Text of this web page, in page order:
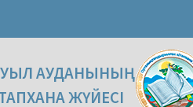
АУДАНЫНЫҢ
ЖҮЙЕСІ